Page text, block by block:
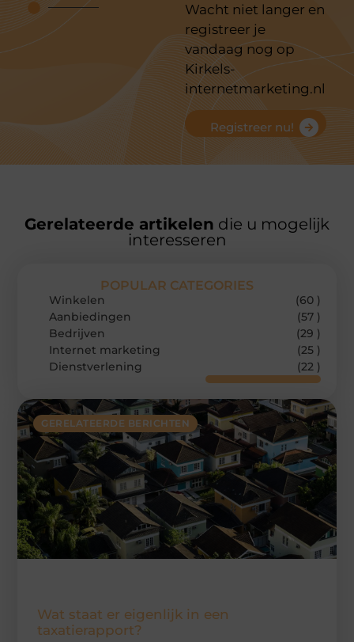
Wacht niet langer en
registreer je
vandaag nog op
Kirkels-
internetmarketing.nl
Registreer nu!
Gerelateerde artikelen die u mogelijk
interesseren
GERELATEERDE BERICHTEN
Wat staat er eigenlijk in een
taxatierapport?
POPULAR CATEGORIES
Winkelen
(60 )
Aanbiedingen
(57 )
Bedrijven
(29 )
Internet marketing
(25 )
Dienstverlening
(22 )